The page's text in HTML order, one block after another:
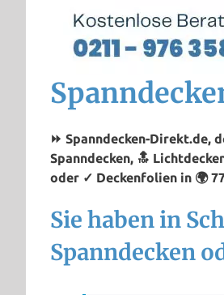
⏩ Spanndecken-Direkt.de,
Spanndecken, 🔝
oder ✓ Deckenfolien in 🌍
Sie haben in
Spanndecken